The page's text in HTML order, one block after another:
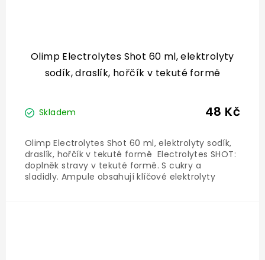
Olimp Electrolytes Shot 60 ml, elektrolyty
sodík, draslík, hořčík v tekuté formě
Skladem 48 Kč
Olimp Electrolytes Shot 60 ml, elektrolyty sodík,
draslík, hořčík v tekuté formě Electrolytes SHOT:
doplněk stravy v tekuté formě. S cukry a
sladidly. Ampule obsahují klíčové elektrolyty